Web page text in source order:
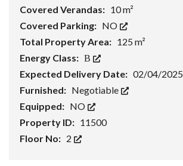
Covered Verandas: 10 m²
Covered Parking: NO
Total Property Area: 125 m²
Energy Class: Β
Expected Delivery Date: 02/04/2025
Furnished: Negotiable
Equipped: NO
Property ID: 11500
Floor No: 2